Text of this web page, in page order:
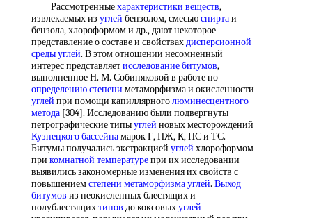
Рассмотренныехарактеристики веществ,
извлекаемых из углей бензолом, смесьюспиртаи
бензола, хлороформом и др., дают некоторое
представление о составе и свойствахдисперсионной
средыуглей. В этом отношении несомненный
интерес представляетисследование битумов,
выполненное Н. М. Собиняковой в работе по
определению степени метаморфизма и окисленности
углей при помощи капиллярноголюминесцентного
метода [304]. Исследованию были подвергнуты
петрографические типыуглей новых месторождений
Кузнецкого бассейнамарок Г, ПЖ, К, ПС и ТС.
Битумы получались экстракцией углей хлороформом
при комнатной температурепри их исследовании
выявились закономерные изменения их свойств с
повышениемстепени метаморфизмауглей. Выход
битумов из неокисленных блестящих и
полублестящихтипов до коксовыхуглей